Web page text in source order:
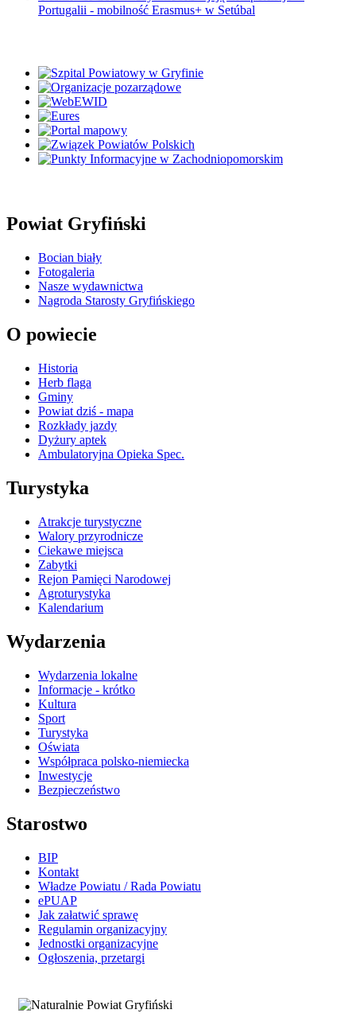
Portugalii - mobilność Erasmus+ w Setúbal
Powiat Gryfiński
Bocian biały
Fotogaleria
Nasze wydawnictwa
Nagroda Starosty Gryfińskiego
O powiecie
Historia
Herb flaga
Gminy
Powiat dziś - mapa
Rozkłady jazdy
Dyżury aptek
Ambulatoryjna Opieka Spec.
Turystyka
Atrakcje turystyczne
Walory przyrodnicze
Ciekawe miejsca
Zabytki
Rejon Pamięci Narodowej
Agroturystyka
Kalendarium
Wydarzenia
Wydarzenia lokalne
Informacje - krótko
Kultura
Sport
Turystyka
Oświata
Współpraca polsko-niemiecka
Inwestycje
Bezpieczeństwo
Starostwo
BIP
Kontakt
Władze Powiatu / Rada Powiatu
ePUAP
Jak załatwić sprawę
Regulamin organizacyjny
Jednostki organizacyjne
Ogłoszenia, przetargi